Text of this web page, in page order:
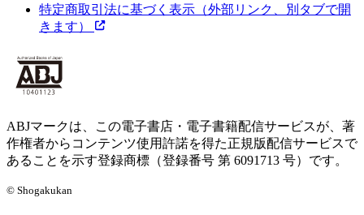
特定商取引法に基づく表示 （外部リンク、別タブで開
きます）
ABJマークは、この電子書店・電子書籍配信サービスが、著
作権者からコンテンツ使用許諾を得た正規版配信サービスで
あることを示す登録商標（登録番号 第 6091713 号）です。
© Shogakukan